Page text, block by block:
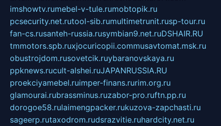
imshowtv.rumebel-v-tule.rumobtopik.ru
pcsecurity.net.rutool-sib.rumultimetrunit.rusp-tour.ru
fan-cs.rusanteh-russia.rusymbian9.net.ruDSHAIR.RU
tmmotors.spb.ruxjocuricopii.commusavtomat.msk.ru
obustrojdom.rusovetcik.ruybaranovskaya.ru
ppknews.rucult-alshei.ruJAPANRUSSIA.RU
proekciyamebel.ruimper-finans.rurim.org.ru
glamourai.rubrassminus.ruzabor-pro.ruftn.pp.ru
dorogoe58.rulaimengpacker.rukuzova-zapchasti.ru
sageerp.rutaxodrom.rudsrazvitie.ruhardcity.net.ru